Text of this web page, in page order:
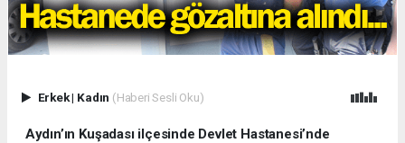
Erkek| Kadın (Haberi Sesli Oku)
Aydın’ın Kuşadası ilçesinde Devlet Hastanesi’nde